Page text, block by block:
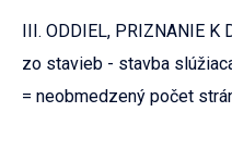
III. ODDIEL, PRIZNANIE K
zo stavieb - stavba
= neobmedzený počet